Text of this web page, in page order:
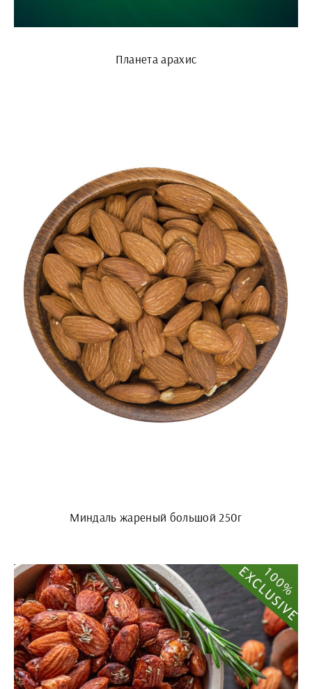
Планета арахис
Миндаль жареный большой 250г